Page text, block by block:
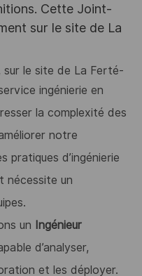
Cette Joint-
sur le site de La
sur le site de La Ferté-
ingénierie en
la complexité des
notre
pratiques d’ingénierie
nécessite un
un Ingénieur
d’analyser,
et les déployer.